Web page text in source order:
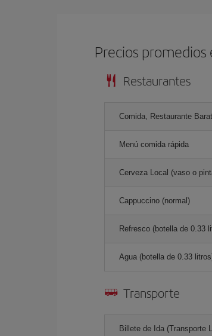
Precios promedios
Restaurantes
Comida, Restaurante
Menú comida rápida
Cerveza Local (vaso o
Cappuccino (normal)
Refresco (botella de 0.33
Agua (botella de 0.33
Transporte
Billete de Ida (Transporte